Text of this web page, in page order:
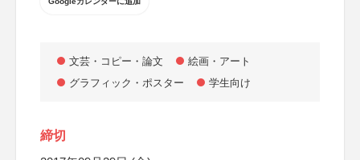
文芸・コピー・論文
絵画・アート
グラフィック・ポスター
学生向け
締切